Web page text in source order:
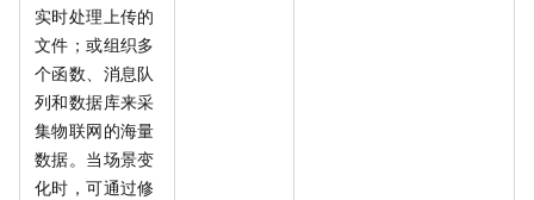
实时处理上传的
文件；或组织多
个函数、消息队
列和数据库来采
集物联网的海量
数据。当场景变
化时，可通过修